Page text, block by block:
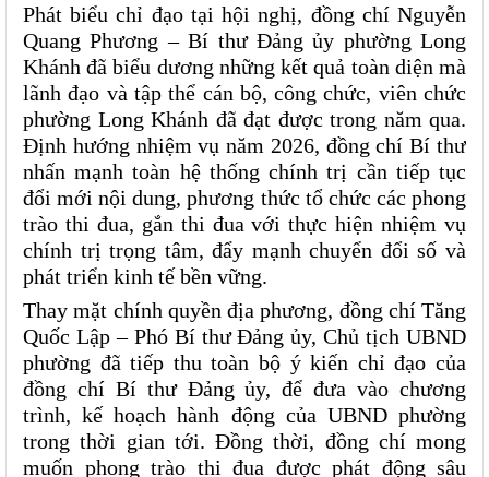
Phát biểu chỉ đạo tại hội nghị, đồng chí Nguyễn
Quang Phương – Bí thư Đảng ủy phường Long
Khánh đã biểu dương những kết quả toàn diện mà
lãnh đạo và tập thể cán bộ, công chức, viên chức
phường Long Khánh đã đạt được trong năm qua.
Định hướng nhiệm vụ năm 2026, đồng chí Bí thư
nhấn mạnh toàn hệ thống chính trị cần tiếp tục
đổi mới nội dung, phương thức tổ chức các phong
trào thi đua, gắn thi đua với thực hiện nhiệm vụ
chính trị trọng tâm, đẩy mạnh chuyển đổi số và
phát triển kinh tế bền vững.
Thay mặt chính quyền địa phương, đồng chí Tăng
Quốc Lập – Phó Bí thư Đảng ủy, Chủ tịch UBND
phường đã tiếp thu toàn bộ ý kiến chỉ đạo của
đồng chí Bí thư Đảng ủy, để đưa vào chương
trình, kế hoạch hành động của UBND phường
trong thời gian tới. Đồng thời, đồng chí mong
muốn phong trào thi đua được phát động sâu